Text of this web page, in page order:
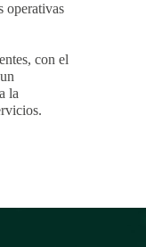
operativas
con el
la